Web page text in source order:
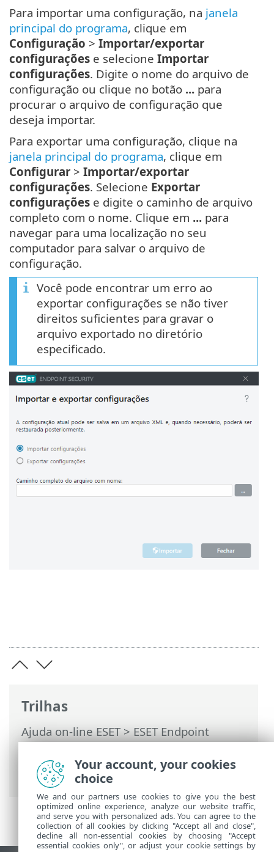
Trilhas
Ajuda on-line ESET>ESET Endpoint
Security>Usando o ESET Endpoint
Security >Configuração> Importar e
exportar configurações
Para importar uma configuração, na janela
principal do programa, clique em
Configuração > Importar/exportar
configurações e selecione Importar
configurações. Digite o nome do arquivo de
configuração ou clique no botão ... para
procurar o arquivo de configuração que
deseja importar.
Para exportar uma configuração, clique na
janela principal do programa, clique em
Configurar > Importar/exportar
configurações. Selecione Exportar
configurações e digite o caminho de arquivo
completo com o nome. Clique em ... para
navegar para uma localização no seu
computador para salvar o arquivo de
configuração.
Você pode encontrar um erro ao
exportar configurações se não tiver
direitos suficientes para gravar o
arquivo exportado no diretório
especificado.
Your account, your cookies
choice
We and our partners use cookies to give you the best
optimized online experience, analyze our website traffic,
and serve you with personalized ads. You can agree to the
collection of all cookies by clicking "Accept all and close",
decline all non-essential cookies by choosing "Accept
essential cookies only", or adjust your cookie settings by